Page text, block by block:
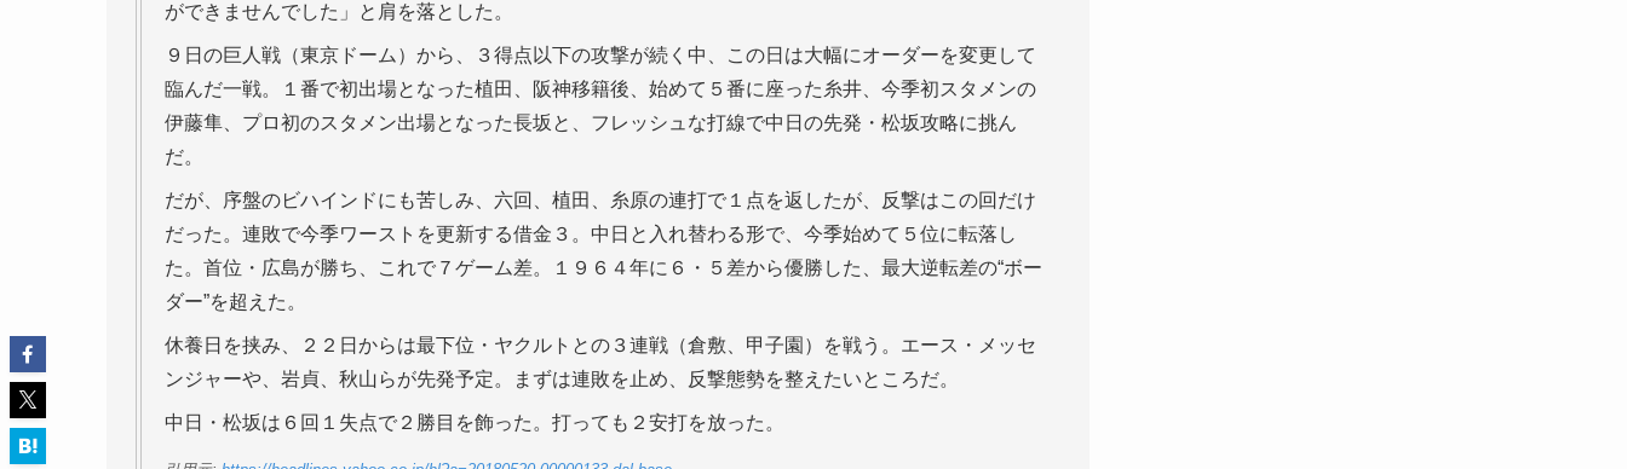
ができませんでした」と肩を落とした。
９日の巨人戦（東京ドーム）から、３得点以下の攻撃が続く中、この日は大幅にオーダーを変更して
臨んだ一戦。１番で初出場となった植田、阪神移籍後、始めて５番に座った糸井、今季初スタメンの
伊藤隼、プロ初のスタメン出場となった長坂と、フレッシュな打線で中日の先発・松坂攻略に挑ん
だ。
だが、序盤のビハインドにも苦しみ、六回、植田、糸原の連打で１点を返したが、反撃はこの回だけ
だった。連敗で今季ワーストを更新する借金３。中日と入れ替わる形で、今季始めて５位に転落し
た。首位・広島が勝ち、これで７ゲーム差。１９６４年に６・５差から優勝した、最大逆転差の“ボー
ダー”を超えた。
休養日を挟み、２２日からは最下位・ヤクルトとの３連戦（倉敷、甲子園）を戦う。エース・メッセ
ンジャーや、岩貞、秋山らが先発予定。まずは連敗を止め、反撃態勢を整えたいところだ。
中日・松坂は６回１失点で２勝目を飾った。打っても２安打を放った。